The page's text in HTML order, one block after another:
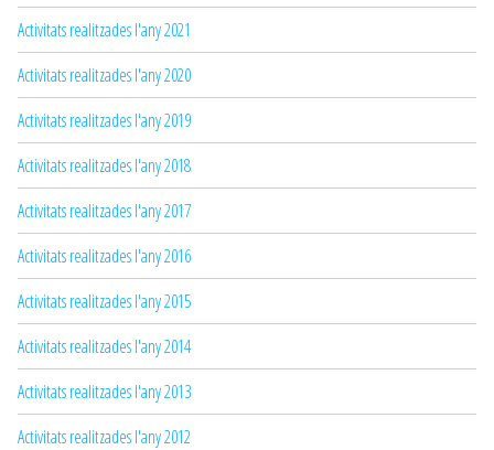
Activitats realitzades l'any 2021
Activitats realitzades l'any 2020
Activitats realitzades l'any 2019
Activitats realitzades l'any 2018
Activitats realitzades l'any 2017
Activitats realitzades l'any 2016
Activitats realitzades l'any 2015
Activitats realitzades l'any 2014
Activitats realitzades l'any 2013
Activitats realitzades l'any 2012